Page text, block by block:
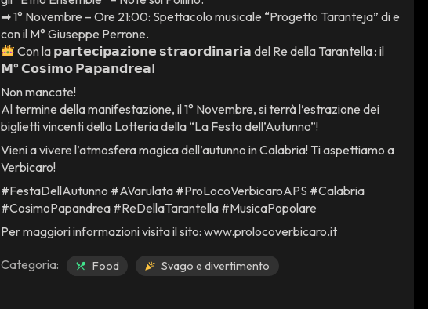
➡ 1° Novembre – Ore 21:00: Spettacolo musicale “Progetto Taranteja” di e
con il M° Giuseppe Perrone.
Con la 𝗽𝗮𝗿𝘁𝗲𝗰𝗶𝗽𝗮𝘇𝗶𝗼𝗻𝗲 𝘀𝘁𝗿𝗮𝗼𝗿𝗱𝗶𝗻𝗮𝗿𝗶𝗮 del Re della Tarantella : il
𝗠° 𝗖𝗼𝘀𝗶𝗺𝗼 𝗣𝗮𝗽𝗮𝗻𝗱𝗿𝗲𝗮ⵑ
Non mancate!
Al termine della manifestazione, il 1° Novembre, si terrà l’estrazione dei
biglietti vincenti della Lotteria della “La Festa dell’Autunno”!
Vieni a vivere l’atmosfera magica dell’autunno in Calabria! Ti aspettiamo a
Verbicaro!
#FestaDellAutunno #AVarulata #ProLocoVerbicaroAPS #Calabria
#CosimoPapandrea #ReDellaTarantella #MusicaPopolare
Per maggiori informazioni visita il sito: www.prolocoverbicaro.it
Categoria: Food Svago e divertimento